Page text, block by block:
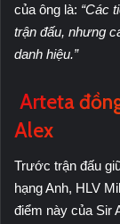
của ông là: “Các
trận đấu, nhưng
danh hiệu.”
Arteta
Alex
Trước trận đấu
hạng Anh, HLV
điểm này của Sir